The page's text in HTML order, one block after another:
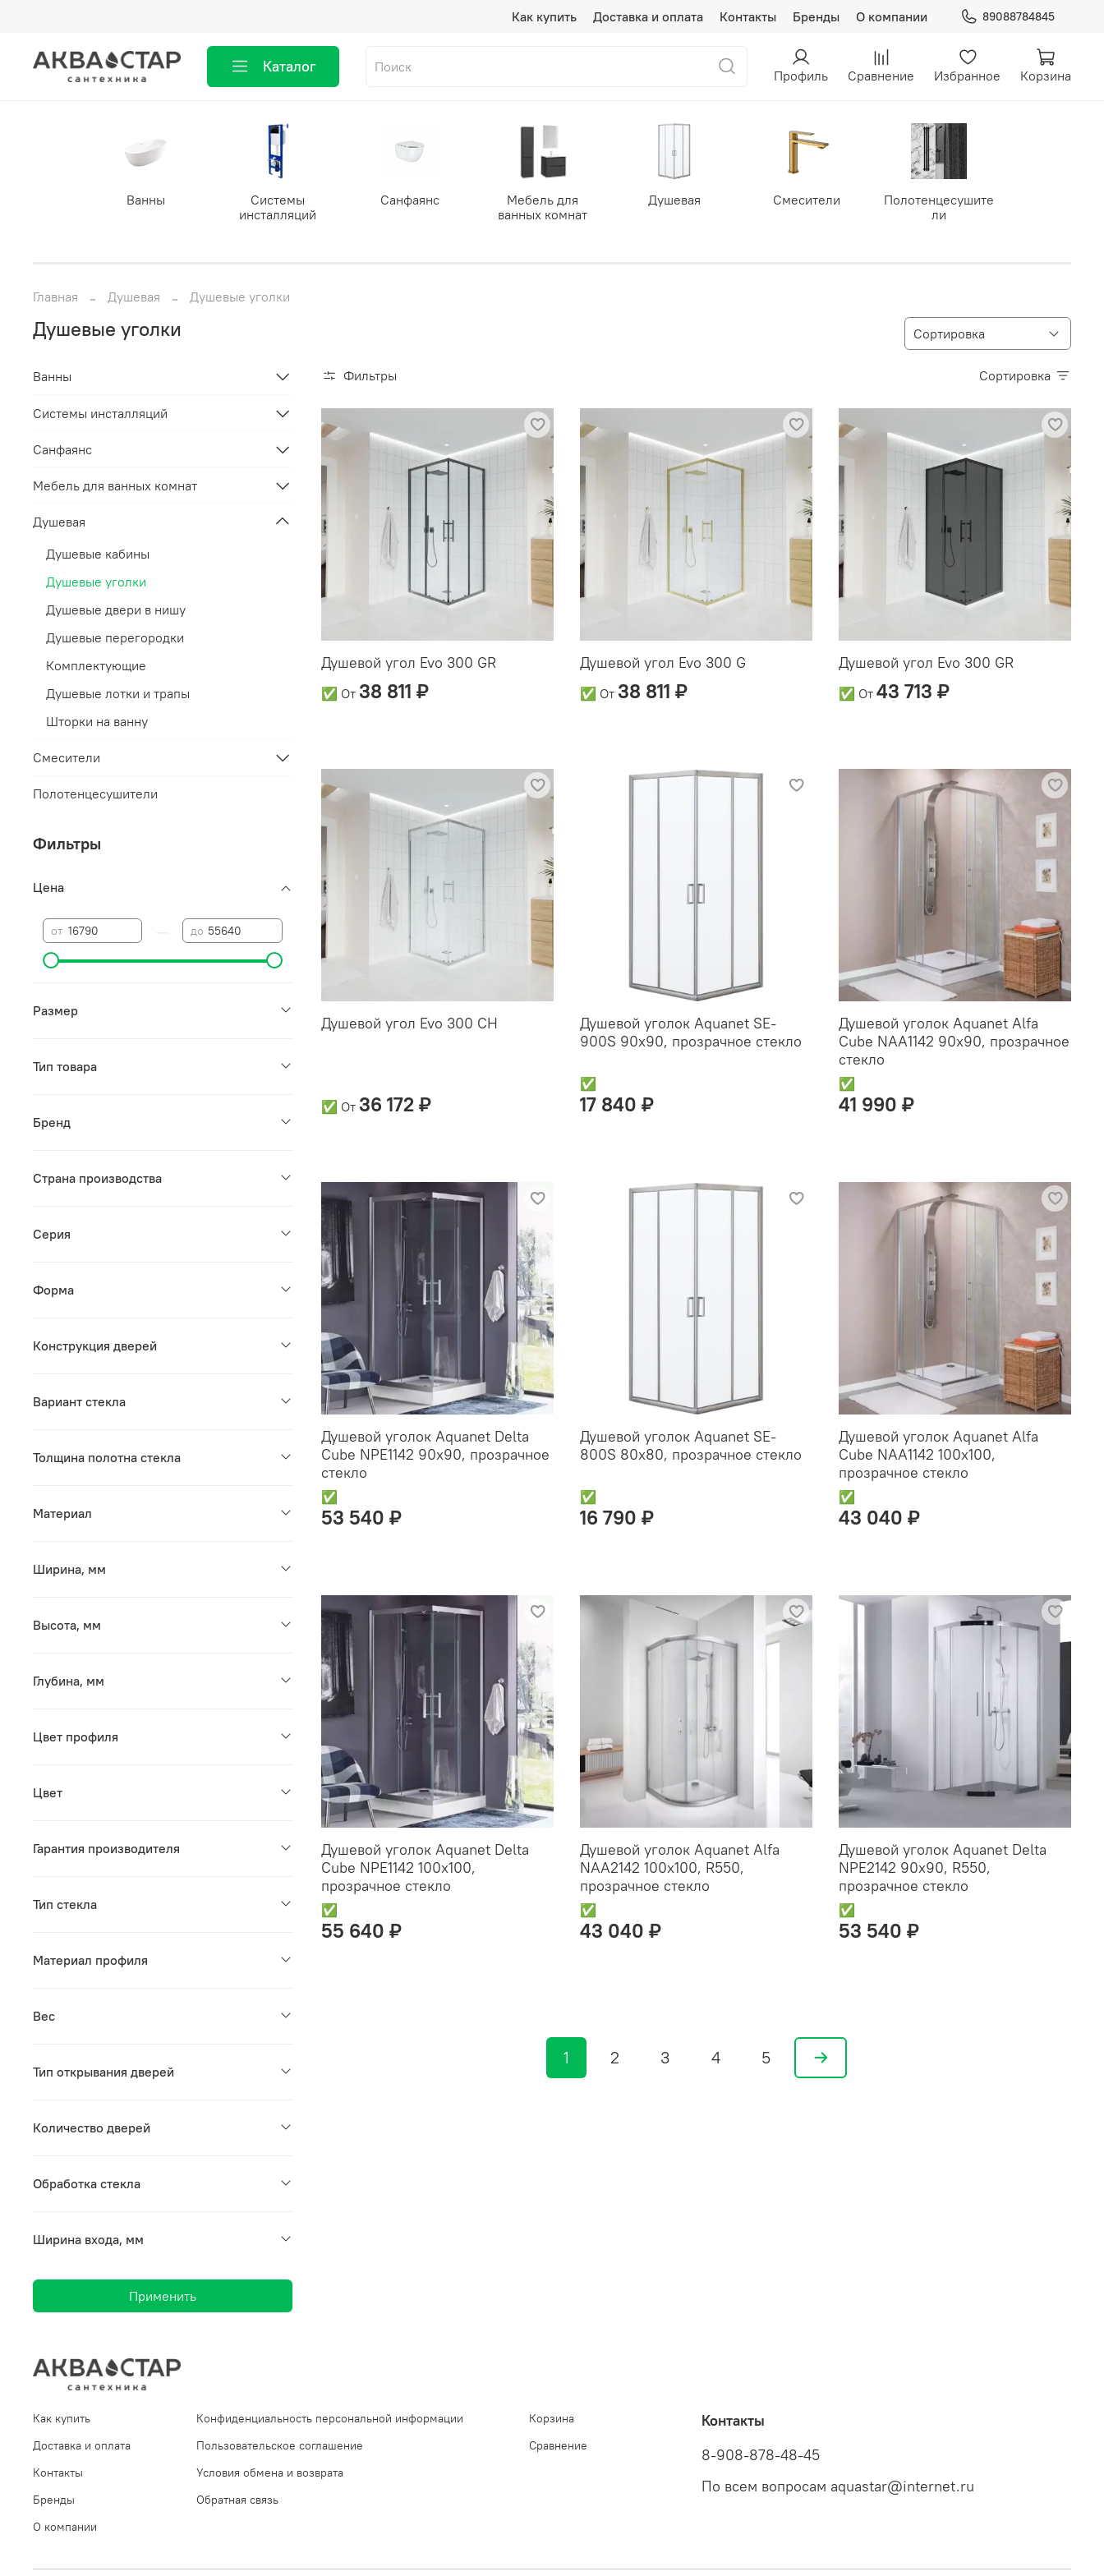
Как купить Доставка и оплата Контакты Бренды О компании 89088784845
Каталог Профиль Сравнение Избранное Корзина
Ванны
Системы
инсталляций
Санфаянс
Мебель для
ванных комнат
Душевая Смесители
Полотенцесушите
ли
Главная Душевая Душевые уголки
Душевые уголки
Фильтры Сортировка
Душевой угол Evo 300 GR
✅ От 38 811 ₽
Душевой угол Evo 300 G
✅ От 38 811 ₽
Душевой угол Evo 300 GR
✅ От 43 713 ₽
Душевой угол Evo 300 CH
✅ От 36 172 ₽
Душевой уголок Aquanet SE-
900S 90x90, прозрачное стекло
✅
17 840 ₽
Душевой уголок Aquanet Alfa
Cube NAA1142 90x90, прозрачное
стекло
✅
41 990 ₽
Душевой уголок Aquanet Delta
Cube NPE1142 90x90, прозрачное
стекло
✅
53 540 ₽
Душевой уголок Aquanet SE-
800S 80x80, прозрачное стекло
✅
16 790 ₽
Душевой уголок Aquanet Alfa
Cube NAA1142 100x100,
прозрачное стекло
✅
43 040 ₽
Душевой уголок Aquanet Delta
Cube NPE1142 100x100,
прозрачное стекло
✅
55 640 ₽
Душевой уголок Aquanet Alfa
NAA2142 100x100, R550,
прозрачное стекло
✅
43 040 ₽
Душевой уголок Aquanet Delta
NPE2142 90x90, R550,
прозрачное стекло
✅
53 540 ₽
1 2 3 4 5
Ванны
Системы инсталляций
Санфаянс
Мебель для ванных комнат
Душевая
Душевые кабины
Душевые уголки
Душевые двери в нишу
Душевые перегородки
Комплектующие
Душевые лотки и трапы
Шторки на ванну
Смесители
Полотенцесушители
Фильтры
Цена
от до
Размер
Тип товара
Бренд
Страна производства
Серия
Форма
Конструкция дверей
Вариант стекла
Толщина полотна стекла
Материал
Ширина, мм
Высота, мм
Глубина, мм
Цвет профиля
Цвет
Гарантия производителя
Тип стекла
Материал профиля
Вес
Тип открывания дверей
Количество дверей
Обработка стекла
Ширина входа, мм
Применить
Как купить
Доставка и оплата
Контакты
Бренды
О компании
Конфиденциальность персональной информации
Пользовательское соглашение
Условия обмена и возврата
Обратная связь
Корзина
Сравнение
Контакты
8-908-878-48-45
По всем вопросам aquastar@internet.ru